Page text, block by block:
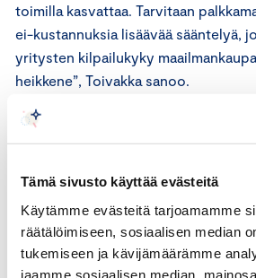
Tämä sivusto käyttää evästeitä
Käytämme evästeitä tarjoamamme
räätälöimiseen, sosiaalisen median
tukemiseen ja kävijämäärämme
jaamme sosiaalisen median,
toimilla kasvattaa. Tarvitaan
ei-kustannuksia lisäävää sääntelyä,
yritysten kilpailukyky
heikkene”, Toivakka sanoo.
Vientijohtajat näkivät työtekijöiden
liittyvien rajoitusten, kuten
matkustusrajoitusten, haittaavan
verran tai paljon ongelmia. Toivakka
kasvua on haettava maailmalta.